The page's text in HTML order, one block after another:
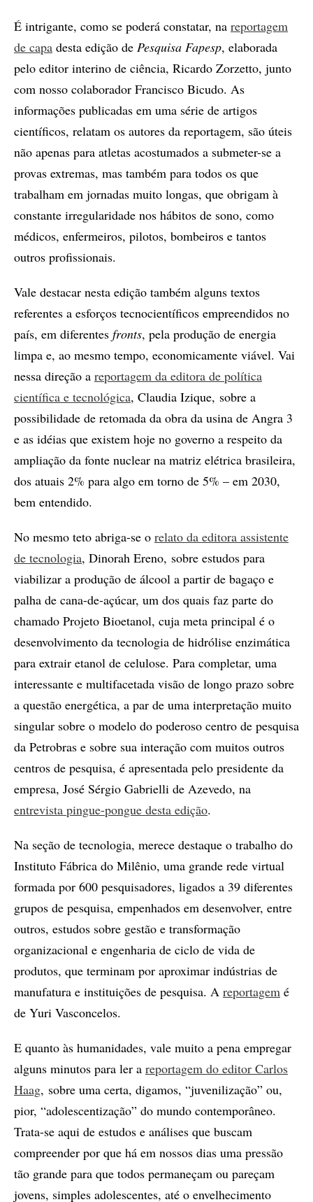
É intrigante, como se poderá constatar, na reportagem
de capa desta edição de Pesquisa Fapesp, elaborada
pelo editor interino de ciência, Ricardo Zorzetto, junto
com nosso colaborador Francisco Bicudo. As
informações publicadas em uma série de artigos
científicos, relatam os autores da reportagem, são úteis
não apenas para atletas acostumados a submeter-se a
provas extremas, mas também para todos os que
trabalham em jornadas muito longas, que obrigam à
constante irregularidade nos hábitos de sono, como
médicos, enfermeiros, pilotos, bombeiros e tantos
outros profissionais.
Vale destacar nesta edição também alguns textos
referentes a esforços tecnocientíficos empreendidos no
país, em diferentes fronts, pela produção de energia
limpa e, ao mesmo tempo, economicamente viável. Vai
nessa direção a reportagem da editora de política
científica e tecnológica, Claudia Izique, sobre a
possibilidade de retomada da obra da usina de Angra 3
e as idéias que existem hoje no governo a respeito da
ampliação da fonte nuclear na matriz elétrica brasileira,
dos atuais 2% para algo em torno de 5% – em 2030,
bem entendido.
No mesmo teto abriga-se o relato da editora assistente
de tecnologia, Dinorah Ereno, sobre estudos para
viabilizar a produção de álcool a partir de bagaço e
palha de cana-de-açúcar, um dos quais faz parte do
chamado Projeto Bioetanol, cuja meta principal é o
desenvolvimento da tecnologia de hidrólise enzimática
para extrair etanol de celulose. Para completar, uma
interessante e multifacetada visão de longo prazo sobre
a questão energética, a par de uma interpretação muito
singular sobre o modelo do poderoso centro de pesquisa
da Petrobras e sobre sua interação com muitos outros
centros de pesquisa, é apresentada pelo presidente da
empresa, José Sérgio Gabrielli de Azevedo, na
entrevista pingue-pongue desta edição.
Na seção de tecnologia, merece destaque o trabalho do
Instituto Fábrica do Milênio, uma grande rede virtual
formada por 600 pesquisadores, ligados a 39 diferentes
grupos de pesquisa, empenhados em desenvolver, entre
outros, estudos sobre gestão e transformação
organizacional e engenharia de ciclo de vida de
produtos, que terminam por aproximar indústrias de
manufatura e instituições de pesquisa. A reportagem é
de Yuri Vasconcelos.
E quanto às humanidades, vale muito a pena empregar
alguns minutos para ler a reportagem do editor Carlos
Haag, sobre uma certa, digamos, “juvenilização” ou,
pior, “adolescentização” do mundo contemporâneo.
Trata-se aqui de estudos e análises que buscam
compreender por que há em nossos dias uma pressão
tão grande para que todos permaneçam ou pareçam
jovens, simples adolescentes, até o envelhecimento